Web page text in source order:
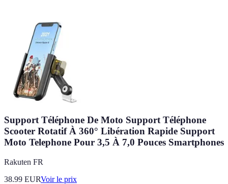
Support Téléphone De Moto Support Téléphone
Scooter Rotatif À 360° Libération Rapide Support
Moto Telephone Pour 3,5 À 7,0 Pouces Smartphones
Rakuten FR
38.99 EURVoir le prix